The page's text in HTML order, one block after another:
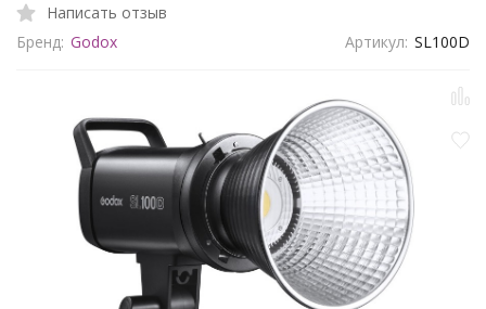
Написать отзыв
Бренд: Godox Артикул: SL100D